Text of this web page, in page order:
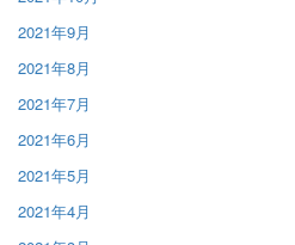
2021年9月
2021年8月
2021年7月
2021年6月
2021年5月
2021年4月